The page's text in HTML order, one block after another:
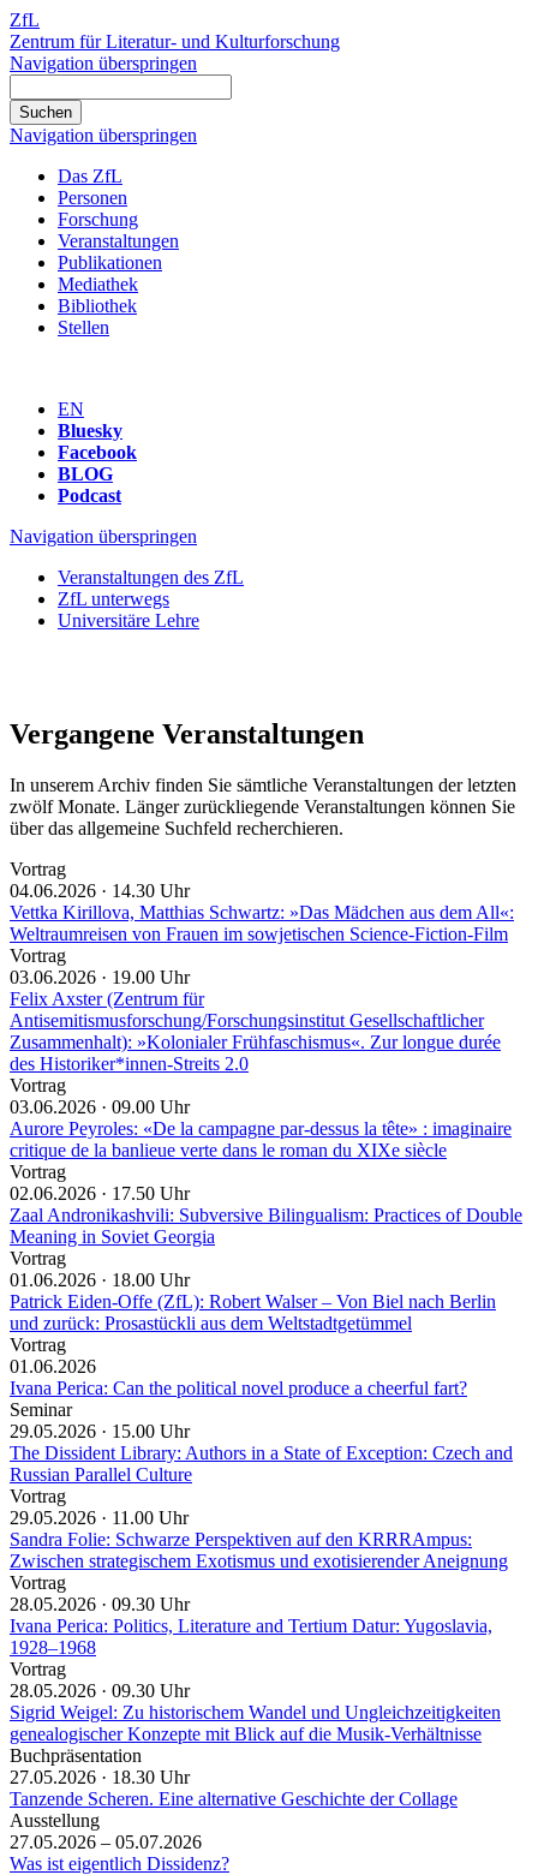
ZfL
Zentrum für Literatur- und Kulturforschung
Navigation überspringen
Navigation überspringen
Das ZfL
Personen
Forschung
Veranstaltungen
Publikationen
Mediathek
Bibliothek
Stellen
EN
Bluesky
Facebook
BLOG
Podcast
Navigation überspringen
Veranstaltungen des ZfL
ZfL unterwegs
Universitäre Lehre
Vergangene Veranstaltungen
In unserem Archiv finden Sie sämtliche Veranstaltungen der letzten
zwölf Monate. Länger zurückliegende Veranstaltungen können Sie
über das allgemeine Suchfeld recherchieren.
Vortrag
04.06.2026 · 14.30 Uhr
Vettka Kirillova, Matthias Schwartz: »Das Mädchen aus dem All«:
Weltraumreisen von Frauen im sowjetischen Science-Fiction-Film
Vortrag
03.06.2026 · 19.00 Uhr
Felix Axster (Zentrum für
Antisemitismusforschung/Forschungsinstitut Gesellschaftlicher
Zusammenhalt): »Kolonialer Frühfaschismus«. Zur longue durée
des Historiker*innen-Streits 2.0
Vortrag
03.06.2026 · 09.00 Uhr
Aurore Peyroles: «De la campagne par-dessus la tête» : imaginaire
critique de la banlieue verte dans le roman du XIXe siècle
Vortrag
02.06.2026 · 17.50 Uhr
Zaal Andronikashvili: Subversive Bilingualism: Practices of Double
Meaning in Soviet Georgia
Vortrag
01.06.2026 · 18.00 Uhr
Patrick Eiden-Offe (ZfL): Robert Walser – Von Biel nach Berlin
und zurück: Prosastückli aus dem Weltstadtgetümmel
Vortrag
01.06.2026
Ivana Perica: Can the political novel produce a cheerful fart?
Seminar
29.05.2026 · 15.00 Uhr
The Dissident Library: Authors in a State of Exception: Czech and
Russian Parallel Culture
Vortrag
29.05.2026 · 11.00 Uhr
Sandra Folie: Schwarze Perspektiven auf den KRRRAmpus:
Zwischen strategischem Exotismus und exotisierender Aneignung
Vortrag
28.05.2026 · 09.30 Uhr
Ivana Perica: Politics, Literature and Tertium Datur: Yugoslavia,
1928–1968
Vortrag
28.05.2026 · 09.30 Uhr
Sigrid Weigel: Zu historischem Wandel und Ungleichzeitigkeiten
genealogischer Konzepte mit Blick auf die Musik-Verhältnisse
Buchpräsentation
27.05.2026 · 18.30 Uhr
Tanzende Scheren. Eine alternative Geschichte der Collage
Ausstellung
27.05.2026 – 05.07.2026
Was ist eigentlich Dissidenz?